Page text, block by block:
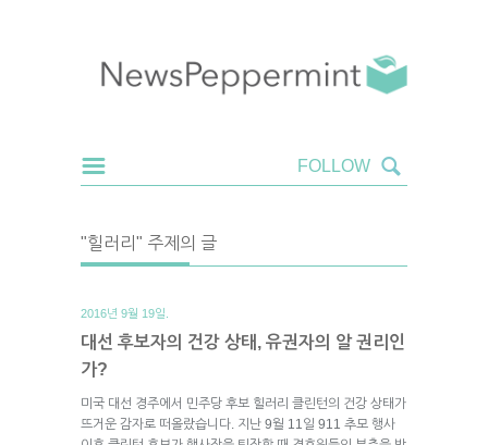
"힐러리" 주제의 글
2016년 9월 19일.
대선 후보자의 건강 상태, 유권자의 알 권리인
가?
미국 대선 경주에서 민주당 후보 힐러리 클린턴의 건강 상태가
뜨거운 감자로 떠올랐습니다. 지난 9월 11일 911 추모 행사